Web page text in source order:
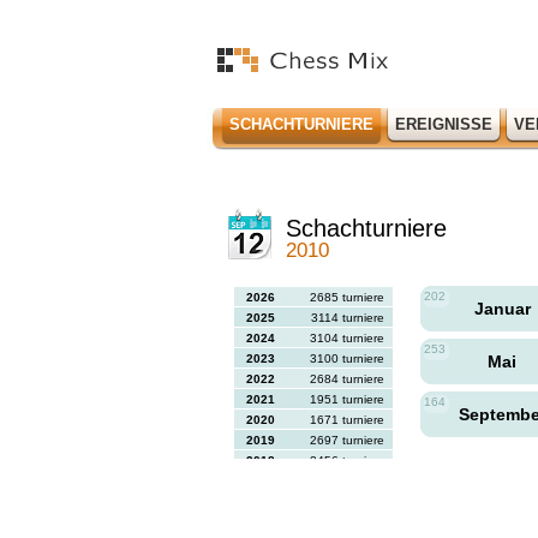
SCHACHTURNIERE EREIGNISSE
Schachturniere
2010
2026
2685 turniere
2025
3114 turniere
2024
3104 turniere
2023
3100 turniere
2022
2684 turniere
2021
1951 turniere
2020
1671 turniere
2019
2697 turniere
2018
2456 turniere
202
Januar
253
Mai
164